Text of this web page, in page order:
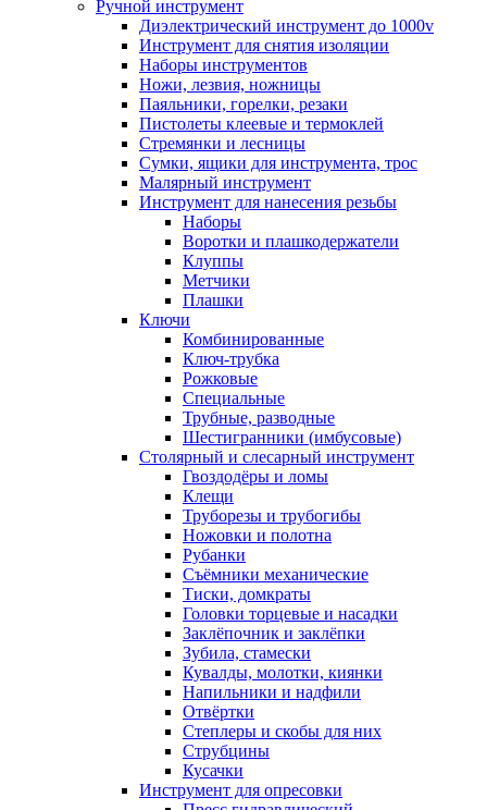
Ручной инструмент
Диэлектрический инструмент до 1000v
Инструмент для снятия изоляции
Наборы инструментов
Ножи, лезвия, ножницы
Паяльники, горелки, резаки
Пистолеты клеевые и термоклей
Стремянки и лесницы
Сумки, ящики для инструмента, трос
Малярный инструмент
Инструмент для нанесения резьбы
Наборы
Воротки и плашкодержатели
Клуппы
Метчики
Плашки
Ключи
Комбинированные
Ключ-трубка
Рожковые
Специальные
Трубные, разводные
Шестигранники (имбусовые)
Столярный и слесарный инструмент
Гвоздодёры и ломы
Клещи
Труборезы и трубогибы
Ножовки и полотна
Рубанки
Съёмники механические
Тиски, домкраты
Головки торцевые и насадки
Заклёпочник и заклёпки
Зубила, стамески
Кувалды, молотки, киянки
Напильники и надфили
Отвёртки
Степлеры и скобы для них
Струбцины
Кусачки
Инструмент для опресовки